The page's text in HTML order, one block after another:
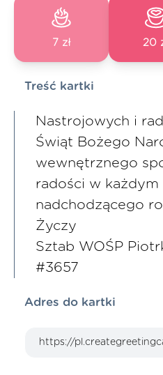
7 zł 20
Treść kartki
Nastrojowych i
Świąt Bożego
wewnętrznego
radości w każdym
nadchodzącego
Życzy
Sztab WOŚP
#3657
Adres do kartki